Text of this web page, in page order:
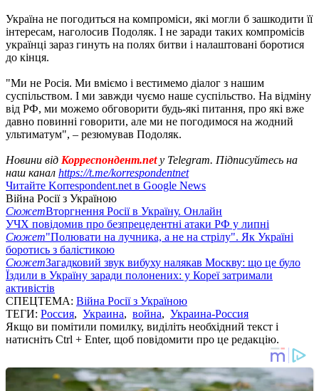
Україна не погодиться на компроміси, які могли б зашкодити її
інтересам, наголосив Подоляк. І не заради таких компромісів
українці зараз гинуть на полях битви і налаштовані боротися
до кінця.
"Ми не Росія. Ми вміємо і вестимемо діалог з нашим
суспільством. І ми завжди чуємо наше суспільство. На відміну
від РФ, ми можемо обговорити будь-які питання, про які вже
давно повинні говорити, але ми не погодимося на жодний
ультиматум", – резюмував Подоляк.
Новини від Корреспондент.netу Telegram. Підписуйтесь на
наш канал https://t.me/korrespondentnet
Читайте Korrespondent.net в Google News
Війна Росії з Україною
СюжетВторгнення Росії в Україну. Онлайн
УЧХ повідомив про безпрецедентні атаки РФ у липні
Сюжет"Полювати на лучника, а не на стрілу". Як Україні
боротись з балістикою
СюжетЗагадковий звук вибуху налякав Москву: що це було
Їздили в Україну заради полонених: у Кореї затримали
активістів
СПЕЦТЕМА: Війна Росії з Україною
ТЕГИ: Россия, Украина, война, Украина-Россия
Якщо ви помітили помилку, виділіть необхідний текст і
натисніть Ctrl + Enter, щоб повідомити про це редакцію.